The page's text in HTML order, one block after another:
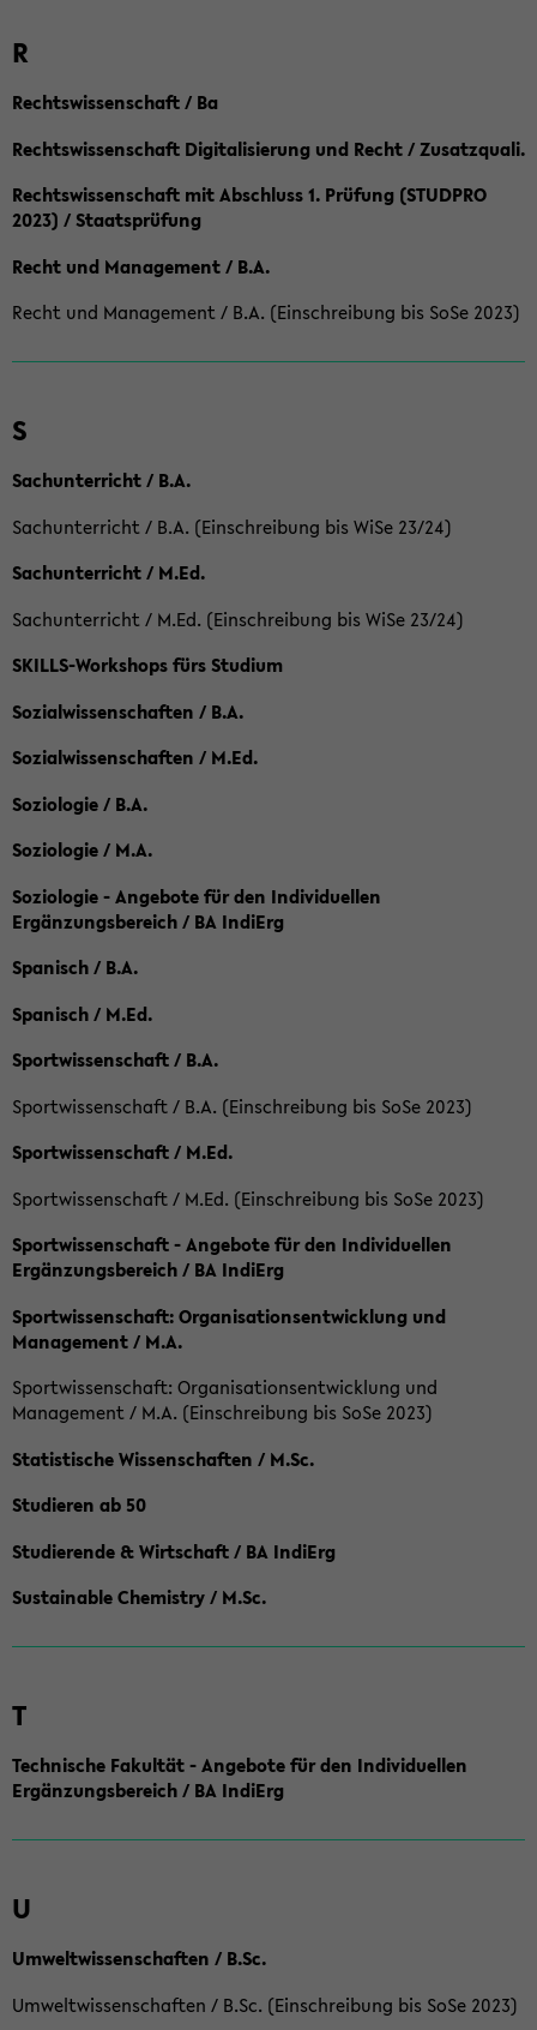
R
Rechtswissenschaft / Ba
Rechtswissenschaft Digitalisierung und Recht / Zusatzquali.
Rechtswissenschaft mit Abschluss 1. Prüfung (STUDPRO
2023) / Staatsprüfung
Recht und Management / B.A.
Recht und Management / B.A. (Einschreibung bis SoSe 2023)
S
Sachunterricht / B.A.
Sachunterricht / B.A. (Einschreibung bis WiSe 23/24)
Sachunterricht / M.Ed.
Sachunterricht / M.Ed. (Einschreibung bis WiSe 23/24)
SKILLS-Workshops fürs Studium
Sozialwissenschaften / B.A.
Sozialwissenschaften / M.Ed.
Soziologie / B.A.
Soziologie / M.A.
Soziologie - Angebote für den Individuellen
Ergänzungsbereich / BA IndiErg
Spanisch / B.A.
Spanisch / M.Ed.
Sportwissenschaft / B.A.
Sportwissenschaft / B.A. (Einschreibung bis SoSe 2023)
Sportwissenschaft / M.Ed.
Sportwissenschaft / M.Ed. (Einschreibung bis SoSe 2023)
Sportwissenschaft - Angebote für den Individuellen
Ergänzungsbereich / BA IndiErg
Sportwissenschaft: Organisationsentwicklung und
Management / M.A.
Sportwissenschaft: Organisationsentwicklung und
Management / M.A. (Einschreibung bis SoSe 2023)
Statistische Wissenschaften / M.Sc.
Studieren ab 50
Studierende & Wirtschaft / BA IndiErg
Sustainable Chemistry / M.Sc.
T
Technische Fakultät - Angebote für den Individuellen
Ergänzungsbereich / BA IndiErg
U
Umweltwissenschaften / B.Sc.
Umweltwissenschaften / B.Sc. (Einschreibung bis SoSe 2023)